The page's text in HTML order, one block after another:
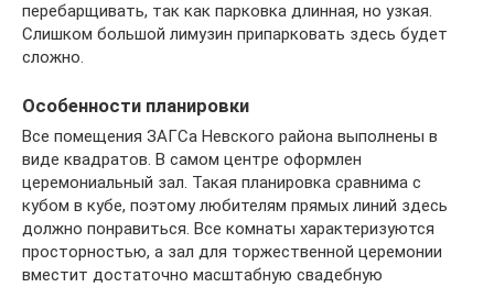
перебарщивать, так как парковка длинная, но узкая.
Слишком большой лимузин припарковать здесь будет
сложно.
Особенности планировки
Все помещения ЗАГСа Невского района выполнены в
виде квадратов. В самом центре оформлен
церемониальный зал. Такая планировка сравнима с
кубом в кубе, поэтому любителям прямых линий здесь
должно понравиться. Все комнаты характеризуются
просторностью, а зал для торжественной церемонии
вместит достаточно масштабную свадебную